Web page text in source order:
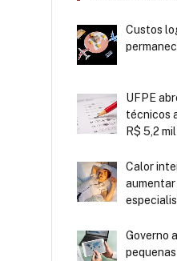
Custos
UFPE
técnicos
R$ 5,2 mil
Calor
aumentar
Governo